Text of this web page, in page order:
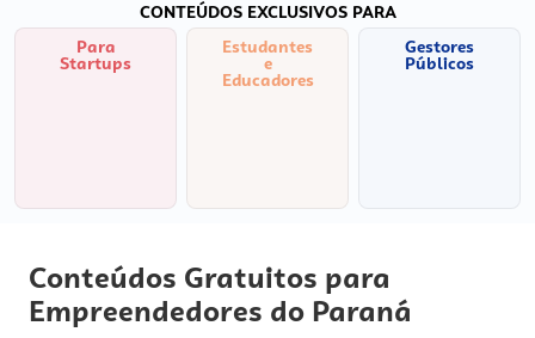
CONTEÚDOS EXCLUSIVOS PARA
Para
Startups
Estudantes
e
Educadores
Gestores
Públicos
Conteúdos Gratuitos para
Empreendedores do Paraná